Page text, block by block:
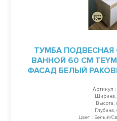
ТУМБА
ВАННОЙ 60 СМ
ФАСАД БЕЛЫЙ
Артикул :
Ширина,
Высота,
Глубина,
Цвет : Белый/